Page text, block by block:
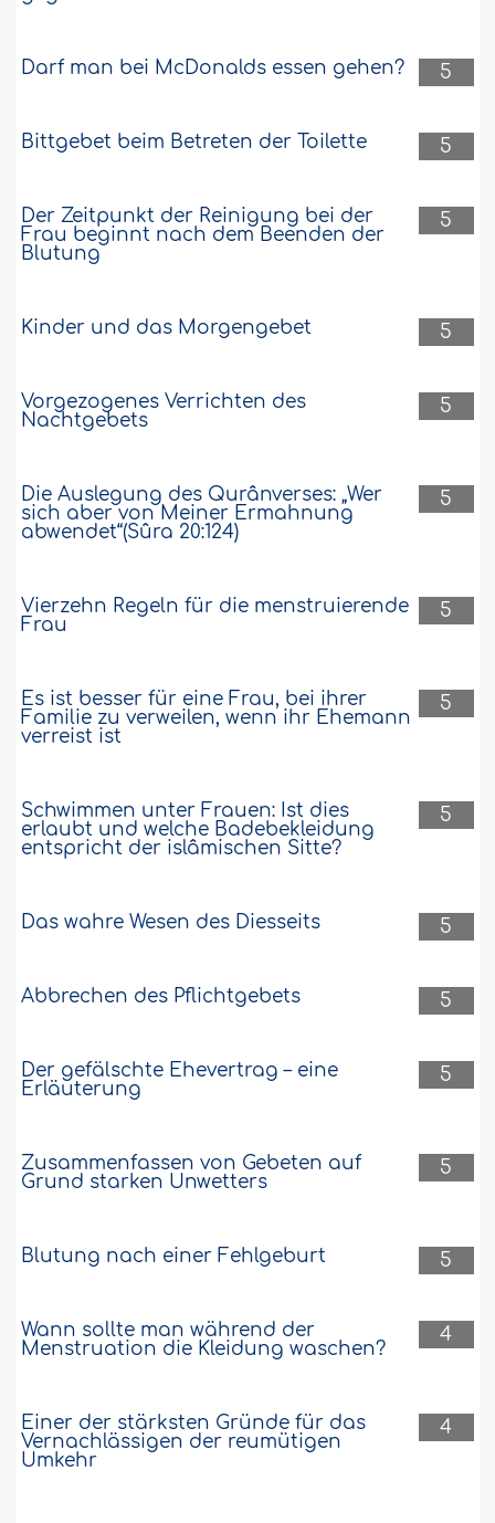
5
Darf man bei McDonalds essen gehen?
5
Bittgebet beim Betreten der Toilette
5
Der Zeitpunkt der Reinigung bei der
Frau beginnt nach dem Beenden der
Blutung
5
Kinder und das Morgengebet
5
Vorgezogenes Verrichten des
Nachtgebets
5
Die Auslegung des Qurânverses: „Wer
sich aber von Meiner Ermahnung
abwendet“(Sûra 20:124)
5
Vierzehn Regeln für die menstruierende
Frau
5
Es ist besser für eine Frau, bei ihrer
Familie zu verweilen, wenn ihr Ehemann
verreist ist
5
Schwimmen unter Frauen: Ist dies
erlaubt und welche Badebekleidung
entspricht der islâmischen Sitte?
5
Das wahre Wesen des Diesseits
5
Abbrechen des Pflichtgebets
5
Der gefälschte Ehevertrag – eine
Erläuterung
5
Zusammenfassen von Gebeten auf
Grund starken Unwetters
5
Blutung nach einer Fehlgeburt
4
Wann sollte man während der
Menstruation die Kleidung waschen?
4
Einer der stärksten Gründe für das
Vernachlässigen der reumütigen
Umkehr